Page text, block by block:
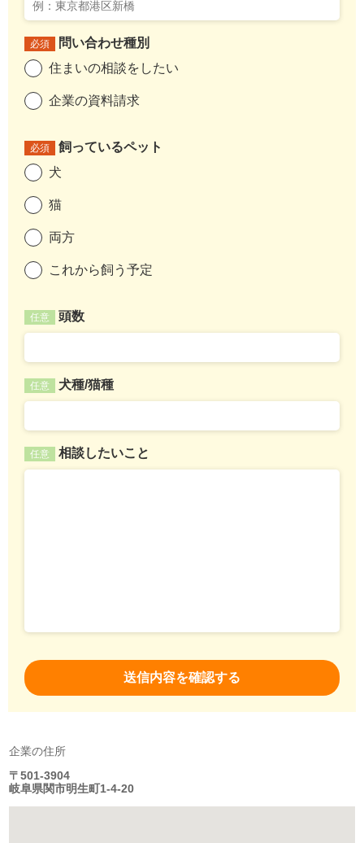
必須
問い合わせ種別
住まいの相談をしたい
企業の資料請求
必須
飼っているペット
犬
猫
両方
これから飼う予定
任意 頭数
任意 犬種/猫種
任意 相談したいこと
企業の住所
〒501-3904
岐阜県関市明生町1-4-20